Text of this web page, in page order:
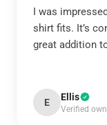
I was
shirt fits. It’s
great addition
E Ellis
Verified